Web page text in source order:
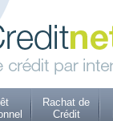
Rachat de
Crédit